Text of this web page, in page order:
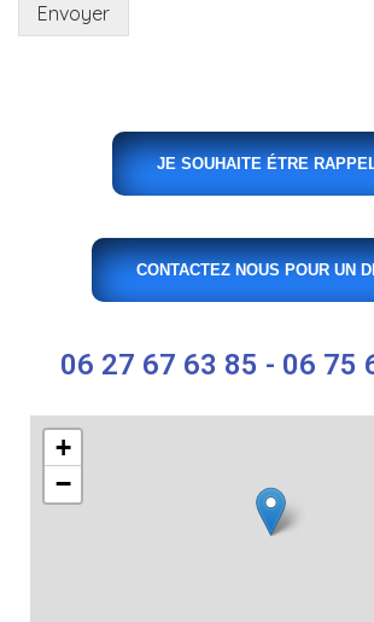
Envoyer
JE SOUHAITE ÉTRE
CONTACTEZ NOUS POUR UN
06 27 67 63 85 - 06 75
+
−